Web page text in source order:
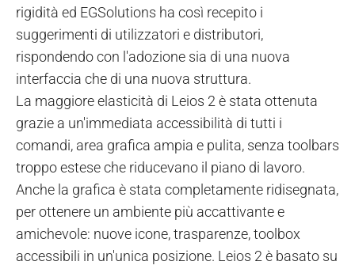
rigidità ed EGSolutions ha così recepito i
suggerimenti di utilizzatori e distributori,
rispondendo con l'adozione sia di una nuova
interfaccia che di una nuova struttura.
La maggiore elasticità di Leios 2 è stata ottenuta
grazie a un'immediata accessibilità di tutti i
comandi, area grafica ampia e pulita, senza toolbars
troppo estese che riducevano il piano di lavoro.
Anche la grafica è stata completamente ridisegnata,
per ottenere un ambiente più accattivante e
amichevole: nuove icone, trasparenze, toolbox
accessibili in un'unica posizione. Leios 2 è basato su